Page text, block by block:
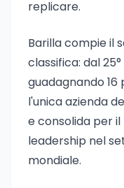
replicare.
Barilla compie il
classifica: dal
guadagnando 16
l'unica azienda
e consolida per
leadership nel
mondiale.